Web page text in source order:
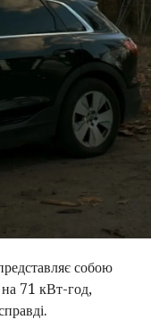
собою
71 кВт-год,